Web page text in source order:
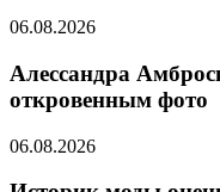
06.08.2026
Алессандра
откровенным фото
06.08.2026